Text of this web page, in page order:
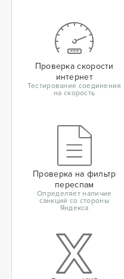
Проверка скорости
интернет
Тестирование соединения
на скорость
Проверка на фильтр
переспам
Определяет наличие
санкций со стороны
Яндекса